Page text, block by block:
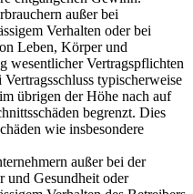
außer bei
Verhalten oder bei
Leben, Körper und
wesentlicher Vertragspflichten
typischerweise
übrigen der Höhe nach auf
begrenzt. Dies
wie insbesondere
außer bei der
und Gesundheit oder